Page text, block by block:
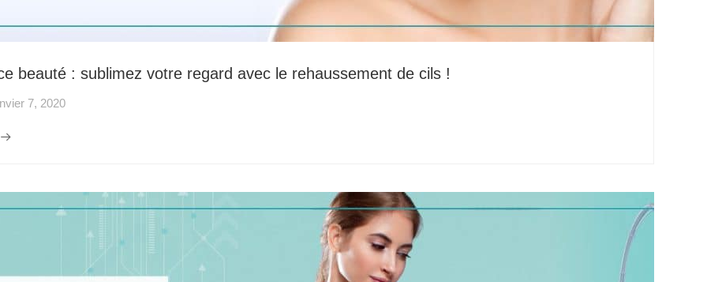
beauté : sublimez votre regard avec le rehaussement de cils !
7, 2020